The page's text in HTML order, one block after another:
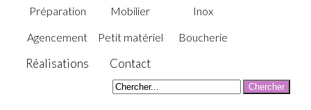
Préparation
Mobilier
Inox
Agencement
Petit matériel Boucherie
Réalisations Contact